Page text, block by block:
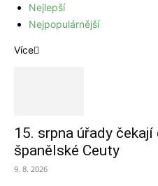
Nejlepší
Nejpopulárnější
Více
15. srpna úřady
španělské Ceuty
9. 8. 2026